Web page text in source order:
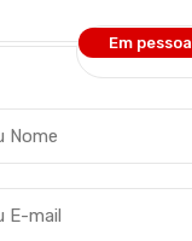
Em pessoa